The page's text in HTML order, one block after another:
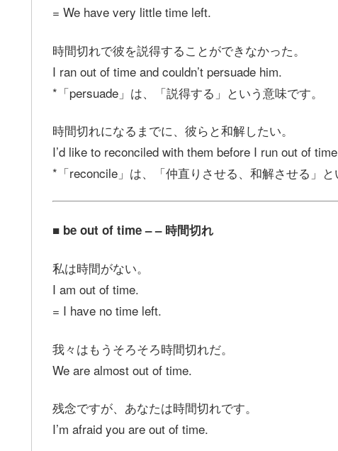
= We have very little time left.
時間切れで彼を説得することができなかった。
I ran out of time and couldn’t persuade him.
*「persuade」は、「説得する」という意味です。
時間切れになるまでに、彼らと和解したい。
I’d like to reconciled with them before I run out of
*「reconcile」は、「仲直りさせる、和解させる」と
■ be out of time – – 時間切れ
私は時間がない。
I am out of time.
= I have no time left.
我々はもうそろそろ時間切れだ。
We are almost out of time.
残念ですが、あなたは時間切れです。
I’m afraid you are out of time.